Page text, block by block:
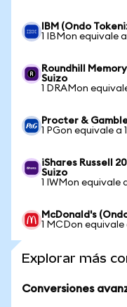
IBM (Ondo
1 IBMon equivale a
Roundhill
Suizo
1 DRAMon
Procter &
1 PGon equivale a
iShares Russell
Suizo
1 IWMon equivale
McDonald's
1 MCDon equivale
Explorar más
Conversiones